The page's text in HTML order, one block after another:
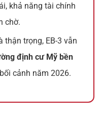
khả năng tài chính
chờ.
thận trọng, EB-3 vẫn
định cư Mỹ bền
cảnh năm 2026.